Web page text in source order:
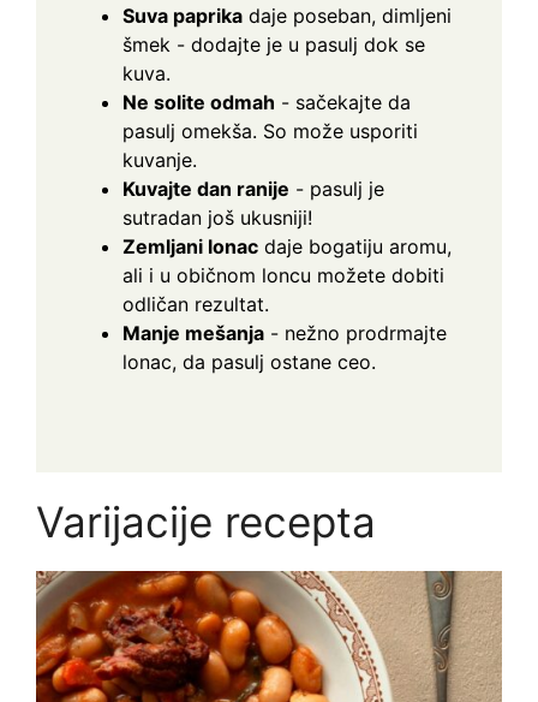
Suva paprika daje poseban, dimljeni
šmek - dodajte je u pasulj dok se
kuva.
Ne solite odmah - sačekajte da
pasulj omekša. So može usporiti
kuvanje.
Kuvajte dan ranije - pasulj je
sutradan još ukusniji!
Zemljani lonac daje bogatiju aromu,
ali i u običnom loncu možete dobiti
odličan rezultat.
Manje mešanja - nežno prodrmajte
lonac, da pasulj ostane ceo.
Varijacije recepta